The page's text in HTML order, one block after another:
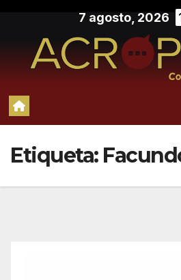
contenido
7 agosto, 2026
Etiqueta: